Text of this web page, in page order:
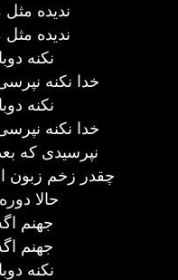
ندیده
ندیده
نکنه
خدا نکنه
نکنه
خدا نکنه
نپرسیدی که
چقدر زخم زبون
حالا
جهنم
جهنم
نکنه